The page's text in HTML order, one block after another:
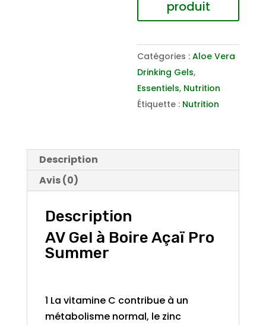
Açaï
Pro
Summer
produit
Catégories :Aloe Vera
Drinking Gels,
Essentiels, Nutrition
Étiquette : Nutrition
Description
Avis (0)
Description
AV Gel à Boire Açaï Pro
Summer
1 La vitamine C contribue à un
métabolisme normal, le zinc